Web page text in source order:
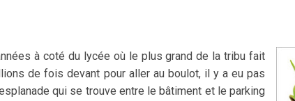
à coté du lycée où le plus grand de la tribu fait
de fois devant pour aller au boulot, il y a eu pas
qui se trouve entre le bâtiment et le parking